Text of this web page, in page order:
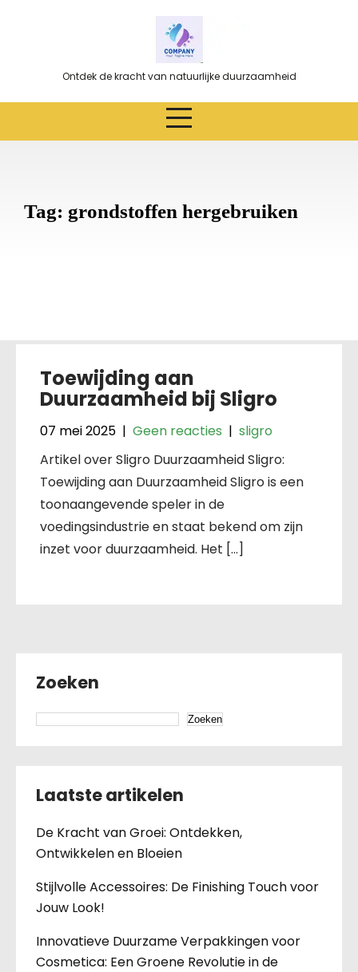
Ontdek de kracht van natuurlijke duurzaamheid
Tag: grondstoffen hergebruiken
Toewijding aan
Duurzaamheid bij Sligro
07 mei 2025 | Geen reacties | sligro
Artikel over Sligro Duurzaamheid Sligro:
Toewijding aan Duurzaamheid Sligro is een
toonaangevende speler in de
voedingsindustrie en staat bekend om zijn
inzet voor duurzaamheid. Het […]
Zoeken
Zoeken
Laatste artikelen
De Kracht van Groei: Ontdekken,
Ontwikkelen en Bloeien
Stijlvolle Accessoires: De Finishing Touch voor
Jouw Look!
Innovatieve Duurzame Verpakkingen voor
Cosmetica: Een Groene Revolutie in de